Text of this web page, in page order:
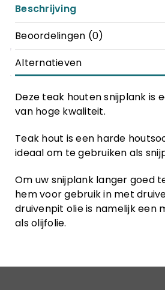
Beschrijving
Beoordelingen (0)
Alternatieven
Deze teak houten snijplank is
van hoge kwaliteit.
Teak hout is een harde
ideaal om te gebruiken als
Om uw snijplank langer goed
hem voor gebruik in met
druivenpit olie is namelijk een
als olijfolie.